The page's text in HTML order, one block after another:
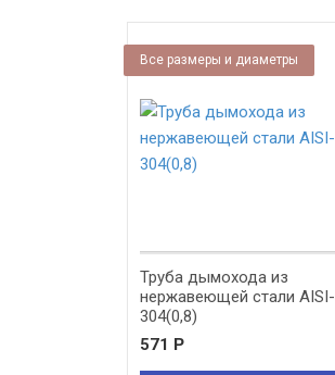
Все размеры и диаметры
Труба дымохода из
нержавеющей стали AISI-
304(0,8)
571 Р